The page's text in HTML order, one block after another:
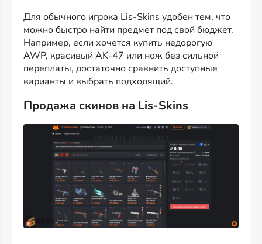
Для обычного игрока Lis-Skins удобен тем, что
можно быстро найти предмет под свой бюджет.
Например, если хочется купить недорогую
AWP, красивый AK-47 или нож без сильной
переплаты, достаточно сравнить доступные
варианты и выбрать подходящий.
Продажа скинов на Lis-Skins